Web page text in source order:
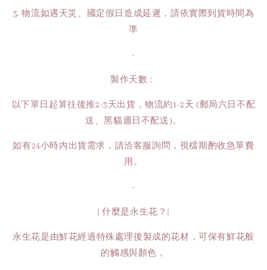
3. 物流如遇天災、國定假日造成延遲，請依實際到貨時間為
準
-
製作天數：
以下單日起算往後推2-3天出貨，物流約1-2天 (郵局六日不配
送、黑貓週日不配送)。
如有24小時內出貨需求，請洽客服詢問，視檔期酌收急單費
用。
-
| 什麼是永生花？|
永生花是由鮮花經過特殊處理後製成的花材，可保有鮮花般
的觸感與顏色，